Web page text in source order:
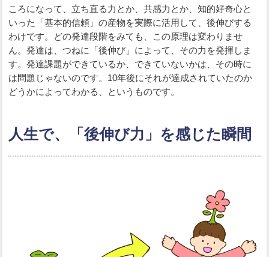
ころになって、立ち直る力とか、共感力とか、知的好奇心と
いった「基本的信頼」の産物を実際に活用して、後伸びする
わけです。どの発達段階をみても、この原理は変わりませ
ん。発達は、つねに「後伸び」によって、その力を発揮しま
す。発達課題ができているか、できていないかは、その時に
は問題じゃないのです。10年後にそれが達成されていたのか
どうかによってわかる、というものです。
人生で、「後伸び力」を感じた瞬間